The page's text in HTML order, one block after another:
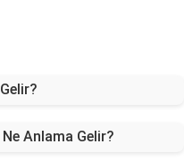
Anlama Gelir?